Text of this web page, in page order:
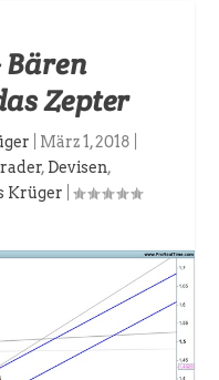
Bären
Zepter
März 1, 2018
, Devisen,
Krüger